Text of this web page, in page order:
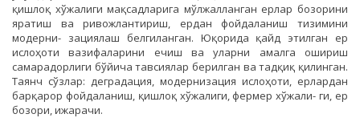
қишлоқ хўжалиги мақсадларига мўлжалланган ерлар бозорини
яратиш ва ривожлантириш, ердан фойдаланиш тизимини
модерни- зациялаш белгиланган. Юқорида қайд этилган ер
ислоҳоти вазифаларини ечиш ва уларни амалга ошириш
самарадорлиги бўйича тавсиялар берилган ва тадқиқ қилинган.
Таянч сўзлар: деградация, модернизация ислоҳоти, ерлардан
барқарор фойдаланиш, қишлоқ хўжалиги, фермер хўжали- ги, ер
бозори, ижарачи.